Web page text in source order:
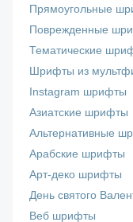
Прямоугольные
Поврежденные
Тематические
Шрифты из
Instagram шрифты
Азиатские шрифты
Альтернативные
Арабские шрифты
Арт-деко шрифты
День святого
Веб шрифты